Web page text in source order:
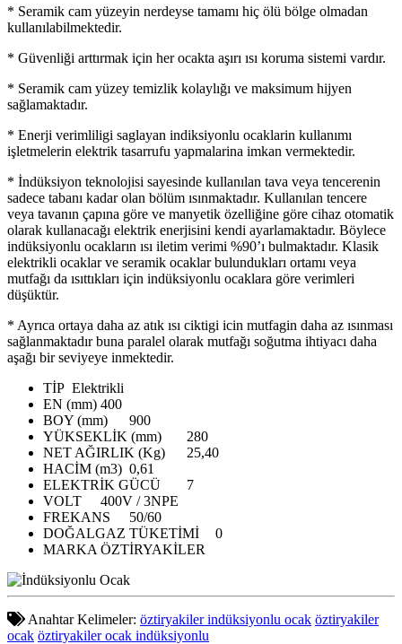
* Seramik cam yüzeyin nerdeyse tamamı hiç ölü bölge olmadan
kullanılabilmektedir.
* Güvenliği arttırmak için her ocakta aşırı ısı koruma sistemi vardır.
* Seramik cam yüzey temizlik kolaylığı ve maksimum hijyen
sağlamaktadır.
* Enerji verimliligi saglayan indiksiyonlu ocaklarin kullanımı
işletmelerin elektrik tasarrufu yapmalarina imkan vermektedir.
* İndüksiyon teknolojisi sayesinde kullanılan tava veya tencerenin
sadece tabanı kadar olan bölüm ısınmaktadır. Kullanılan tencere
veya tavanın çapına göre ve manyetik özelliğine göre cihaz otomatik
olarak kullanacağı elektrik enerjisini kendi ayarlamaktadır. Böylece
indüksiyonlu ocakların ısı iletim verimi %90’ı bulmaktadır. Klasik
elektrikli ocaklar ve seramik ocaklar bulundukları ortamı veya
mutfağı da ısıttıkları için indüksiyonlu ocaklara göre verimleri
düşüktür.
* Ayrıca ortaya daha az atık ısı ciktigi icin mutfagin daha az ısınması
sağlanmaktadır buna paralel olarak mutfağı soğutma ihtiyacı daha
aşağı bir seviyeye inmektedir.
TİP Elektrikli
EN (mm) 400
BOY (mm)
900
YÜKSEKLİK (mm)
280
NET AĞIRLIK (Kg)
25,40
HACİM (m3) 0,61
ELEKTRİK GÜCÜ
7
VOLT
400V / 3NPE
FREKANS
50/60
DOĞALGAZ TÜKETİMİ
0
MARKA ÖZTİRYAKİLER
Anahtar Kelimeler: öztiryakiler indüksiyonlu ocak öztiryakiler
ocak öztiryakiler ocak indüksiyonlu